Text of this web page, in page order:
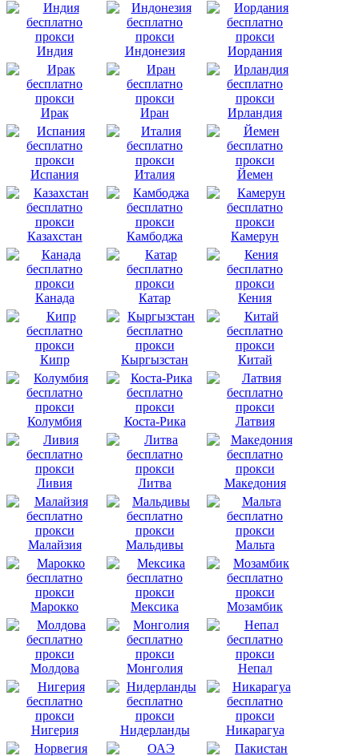
Индия Индонезия Иордания
Ирак Иран Ирландия
Испания Италия Йемен
Казахстан Камбоджа Камерун
Канада Катар Кения
Кипр Кыргызстан Китай
Колумбия Коста-Рика Латвия
Ливия Литва Македония
Малайзия Мальдивы Мальта
Марокко Мексика Мозамбик
Молдова Монголия Непал
Нигерия Нидерланды Никарагуа